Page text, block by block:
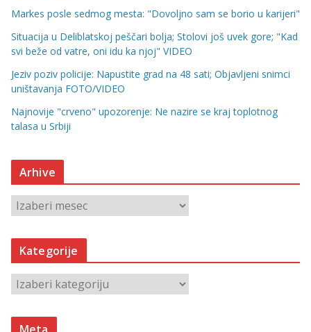
Markes posle sedmog mesta: "Dovoljno sam se borio u karijeri"
Situacija u Deliblatskoj peščari bolja; Stolovi još uvek gore; "Kad
svi beže od vatre, oni idu ka njoj" VIDEO
Jeziv poziv policije: Napustite grad na 48 sati; Objavljeni snimci
uništavanja FOTO/VIDEO
Najnovije "crveno" upozorenje: Ne nazire se kraj toplotnog
talasa u Srbiji
Arhive
r
h
v
Kategorije
a
t